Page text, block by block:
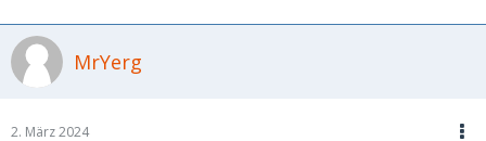
MrYerg
2. März 2024